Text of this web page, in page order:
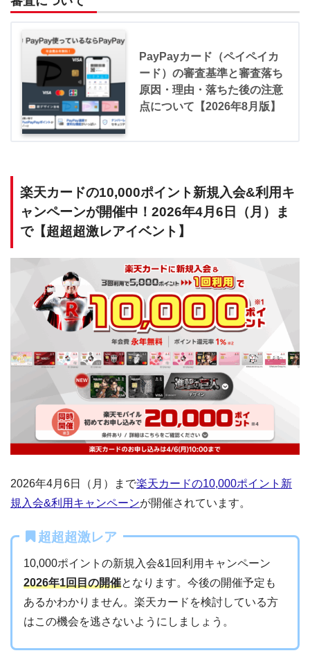
PayPayカード（ペイペイカ
ード）の審査基準と審査落ち
原因・理由・落ちた後の注意
点について【2026年8月版】
楽天カードの10,000ポイント新規入会&利用キ
ャンペーンが開催中！2026年4月6日（月）ま
で【超超超激レアイベント】
2026年4月6日（月）まで楽天カードの10,000ポイント新
規入会&利用キャンペーンが開催されています。
超超超激レア
10,000ポイントの新規入会&1回利用キャンペーン
2026年1回目の開催となります。今後の開催予定も
あるかわかりません。楽天カードを検討している方
はこの機会を逃さないようにしましょう。